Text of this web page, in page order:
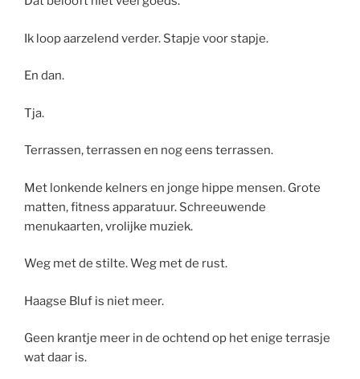
Ik loop aarzelend verder. Stapje voor stapje.
En dan.
Tja.
Terrassen, terrassen en nog eens terrassen.
Met lonkende kelners en jonge hippe mensen. Grote
matten, fitness apparatuur. Schreeuwende
menukaarten, vrolijke muziek.
Weg met de stilte. Weg met de rust.
Haagse Bluf is niet meer.
Geen krantje meer in de ochtend op het enige terrasje
wat daar is.